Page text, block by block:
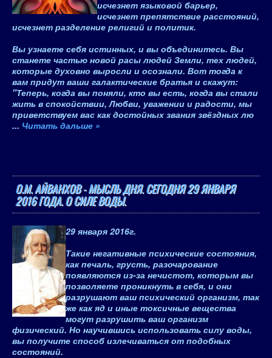
исчезнет языковой барьер,
исчезнет препятствие расстояний,
исчезнет разделение религий и политик.
Вы узнаете себя истинных, и вы объединитесь. Вы
станете частью новой расы людей Земли, тех людей,
которые духовно выросли и осознали. Вот тогда к
вам придут ваши галактические братья и скажут:
"Теперь, когда вы поняли, кто вы есть, когда вы стали
жить в спокойствии, Любви, уважении и радости, мы
приветствуем вас как достойных звания звёздных лю
... Читать дальше »
О.М. АЙВАНХОВ - МЫСЛЬ ДНЯ. СЕГОДНЯ 29 ЯНВАРЯ
2016 ГОДА. О СИЛЕ ВОДЫ.
29 января 2016г.
Такие негативные психические состояния,
как печаль, грусть, разочарование
появляются из-за нечистот, которым вы
позволяете проникнуть в себя, и они
разрушают ваш психический организм, так
же как яд и иные токсичные вещества
могут разрушить ваш организм
физический. Но научившись использовать силу воды,
вы получите способ излечиваться от подобных
состояний.